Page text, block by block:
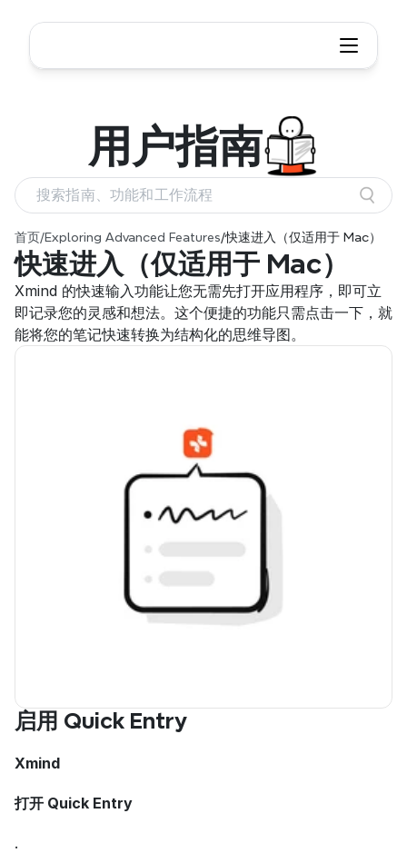
首页/Exploring Advanced Features/快速进入（仅适用于 Mac）
快速进入（仅适用于 Mac）
Xmind 的快速输入功能让您无需先打开应用程序，即可立
即记录您的灵感和想法。这个便捷的功能只需点击一下，就
能将您的笔记快速转换为结构化的思维导图。
启用 Quick Entry
Xmind
打开 Quick Entry
.
用户指南
搜索指南、功能和工作流程